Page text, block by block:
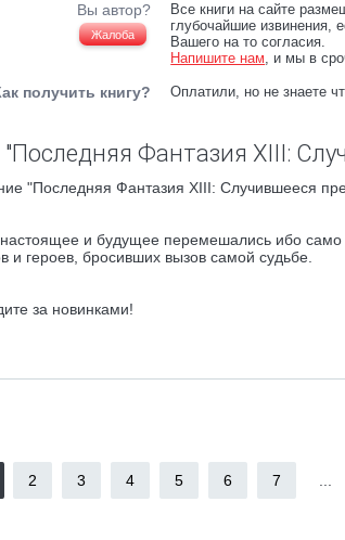
Вы автор?
Жалоба
Все книги на сайте
глубочайшие извинения,
Вашего на то согласия.
Напишите нам, и мы в
получить книгу? Оплатили, но не знаете
Фантазия XIII:
"Последняя Фантазия XIII: Случившееся
и будущее перемешались ибо
и героев, бросивших вызов самой судьбе.
за новинками!
2 3 4 5 6 7